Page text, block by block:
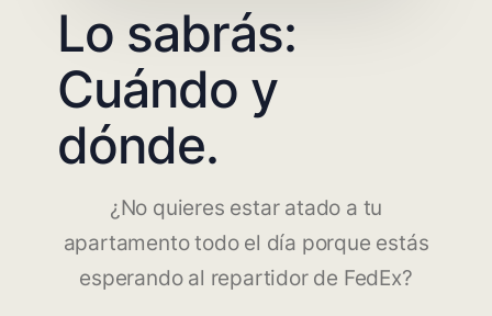
Lo sabrás:
Cuándo y
dónde.
¿No quieres estar atado a tu
apartamento todo el día porque estás
esperando al repartidor de FedEx?